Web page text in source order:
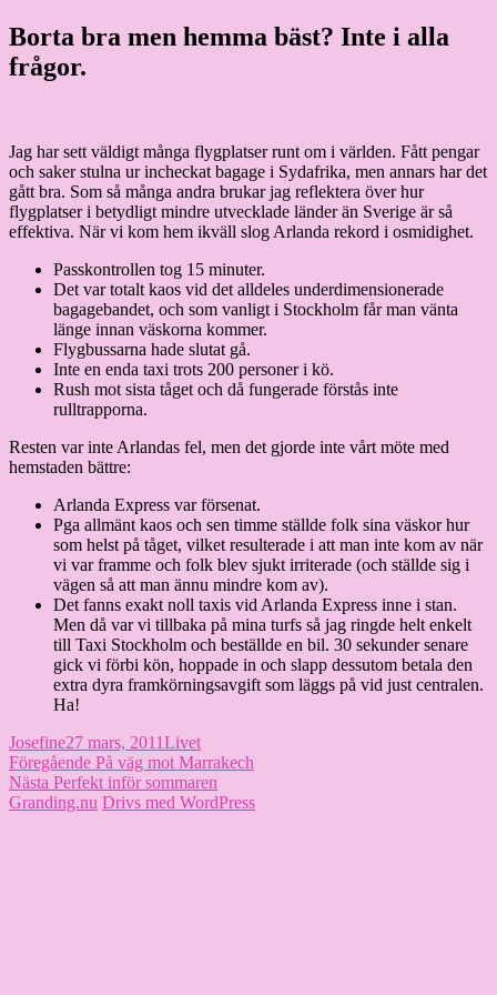
Hoppa
till
innehåll
Granding.nu
Borta bra men hemma bäst? Inte i alla
frågor.
Jag har sett väldigt många flygplatser runt om i världen. Fått pengar
och saker stulna ur incheckat bagage i Sydafrika, men annars har det
gått bra. Som så många andra brukar jag reflektera över hur
flygplatser i betydligt mindre utvecklade länder än Sverige är så
effektiva. När vi kom hem ikväll slog Arlanda rekord i osmidighet.
Passkontrollen tog 15 minuter.
Det var totalt kaos vid det alldeles underdimensionerade
bagagebandet, och som vanligt i Stockholm får man vänta
länge innan väskorna kommer.
Flygbussarna hade slutat gå.
Inte en enda taxi trots 200 personer i kö.
Rush mot sista tåget och då fungerade förstås inte
rulltrapporna.
Resten var inte Arlandas fel, men det gjorde inte vårt möte med
hemstaden bättre:
Arlanda Express var försenat.
Pga allmänt kaos och sen timme ställde folk sina väskor hur
som helst på tåget, vilket resulterade i att man inte kom av när
vi var framme och folk blev sjukt irriterade (och ställde sig i
vägen så att man ännu mindre kom av).
Det fanns exakt noll taxis vid Arlanda Express inne i stan.
Men då var vi tillbaka på mina turfs så jag ringde helt enkelt
till Taxi Stockholm och beställde en bil. 30 sekunder senare
gick vi förbi kön, hoppade in och slapp dessutom betala den
extra dyra framkörningsavgift som läggs på vid just centralen.
Ha!
Författare
JosefinePublicerat
den
27 mars, 2011Kategorier
Livet
Inläggsnavigering
Föregående Föregående
inlägg:
På väg mot Marrakech
Nästa Nästa
inlägg:
Perfekt inför sommaren
Granding.nu Drivs med WordPress